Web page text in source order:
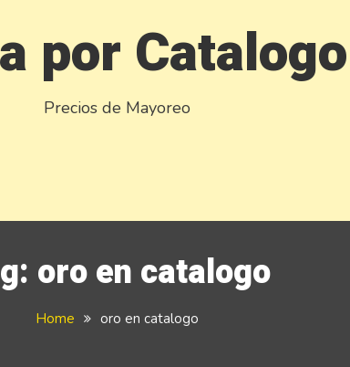
por Catalogo
Precios de Mayoreo
oro en catalogo
Home oro en catalogo